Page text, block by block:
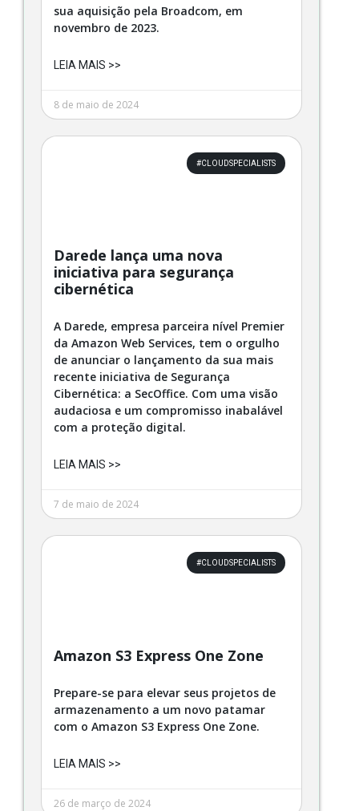
sua aquisição pela Broadcom, em
novembro de 2023.
LEIA MAIS >>
8 de maio de 2024
#CLOUDSPECIALISTS
Darede lança uma nova
iniciativa para segurança
cibernética
A Darede, empresa parceira nível Premier
da Amazon Web Services, tem o orgulho
de anunciar o lançamento da sua mais
recente iniciativa de Segurança
Cibernética: a SecOffice. Com uma visão
audaciosa e um compromisso inabalável
com a proteção digital.
LEIA MAIS >>
7 de maio de 2024
#CLOUDSPECIALISTS
Amazon S3 Express One Zone
Prepare-se para elevar seus projetos de
armazenamento a um novo patamar
com o Amazon S3 Express One Zone.
LEIA MAIS >>
26 de março de 2024